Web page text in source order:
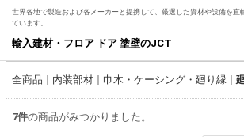
世界各地で製造および各メーカーと提携して、厳選した資材や設備を直
ています。
輸入建材・フロア ドア 塗壁のJCT
全商品 内装部材 巾木・ケーシング・廻り縁
7件の商品がみつかりました。